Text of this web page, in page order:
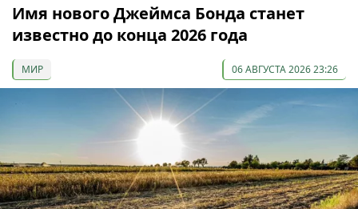
Имя нового Джеймса Бонда станет
известно до конца 2026 года
МИР 06 АВГУСТА 2026 23:26